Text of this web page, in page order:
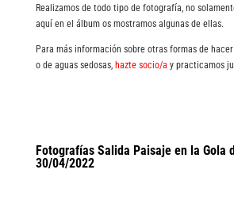
Realizamos de todo tipo de fotografía, no
aquí en el álbum os mostramos algunas de ellas.
Para más información sobre otras formas de
o de aguas sedosas, hazte socio/a y practicamos
Fotografías Salida Paisaje en la Gola
30/04/2022